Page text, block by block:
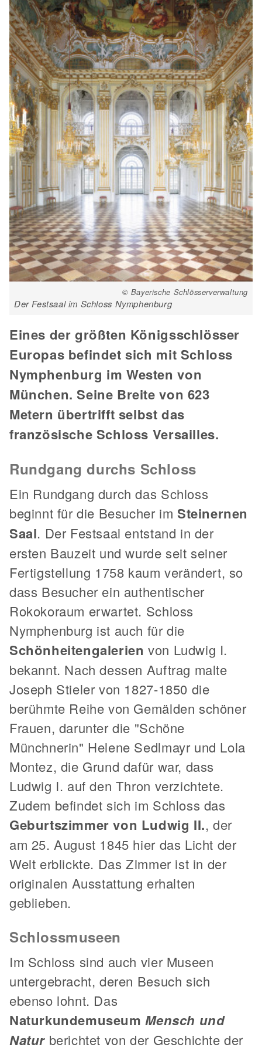
© Bayerische Schlösserverwaltung
Der Festsaal im Schloss Nymphenburg
Eines der größten Königsschlösser
Europas befindet sich mit Schloss
Nymphenburg im Westen von
München. Seine Breite von 623
Metern übertrifft selbst das
französische Schloss Versailles.
Rundgang durchs Schloss
Ein Rundgang durch das Schloss
beginnt für die Besucher im Steinernen
Saal. Der Festsaal entstand in der
ersten Bauzeit und wurde seit seiner
Fertigstellung 1758 kaum verändert, so
dass Besucher ein authentischer
Rokokoraum erwartet. Schloss
Nymphenburg ist auch für die
Schönheitengalerien von Ludwig I.
bekannt. Nach dessen Auftrag malte
Joseph Stieler von 1827-1850 die
berühmte Reihe von Gemälden schöner
Frauen, darunter die "Schöne
Münchnerin" Helene Sedlmayr und Lola
Montez, die Grund dafür war, dass
Ludwig I. auf den Thron verzichtete.
Zudem befindet sich im Schloss das
Geburtszimmer von Ludwig II., der
am 25. August 1845 hier das Licht der
Welt erblickte. Das Zimmer ist in der
originalen Ausstattung erhalten
geblieben.
Schlossmuseen
Im Schloss sind auch vier Museen
untergebracht, deren Besuch sich
ebenso lohnt. Das
NaturkundemuseumMensch und
Natur berichtet von der Geschichte der